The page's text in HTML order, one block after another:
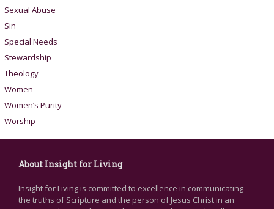
Sexual Abuse
Sin
Special Needs
Stewardship
Theology
Women
Women’s Purity
Worship
About Insight for Living
Insight for Living is committed to excellence in communicating
the truths of Scripture and the person of Jesus Christ in an